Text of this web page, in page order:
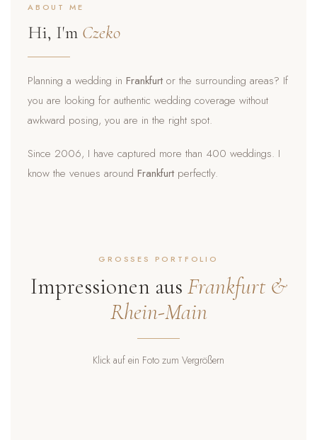
ABOUT ME
Hi, I'm Czeko
Planning a wedding in Frankfurt or the surrounding areas? If
you are looking for authentic wedding coverage without
awkward posing, you are in the right spot.
Since 2006, I have captured more than 400 weddings. I
know the venues around Frankfurt perfectly.
GROSSES PORTFOLIO
Impressionen aus Frankfurt &
Rhein-Main
Klick auf ein Foto zum Vergrößern